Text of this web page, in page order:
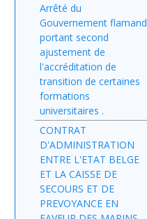
Arrêté du
Gouvernement flamand
portant second
ajustement de
l'accréditation de
transition de certaines
formations
universitaires .
CONTRAT
D'ADMINISTRATION
ENTRE L'ETAT BELGE
ET LA CAISSE DE
SECOURS ET DE
PREVOYANCE EN